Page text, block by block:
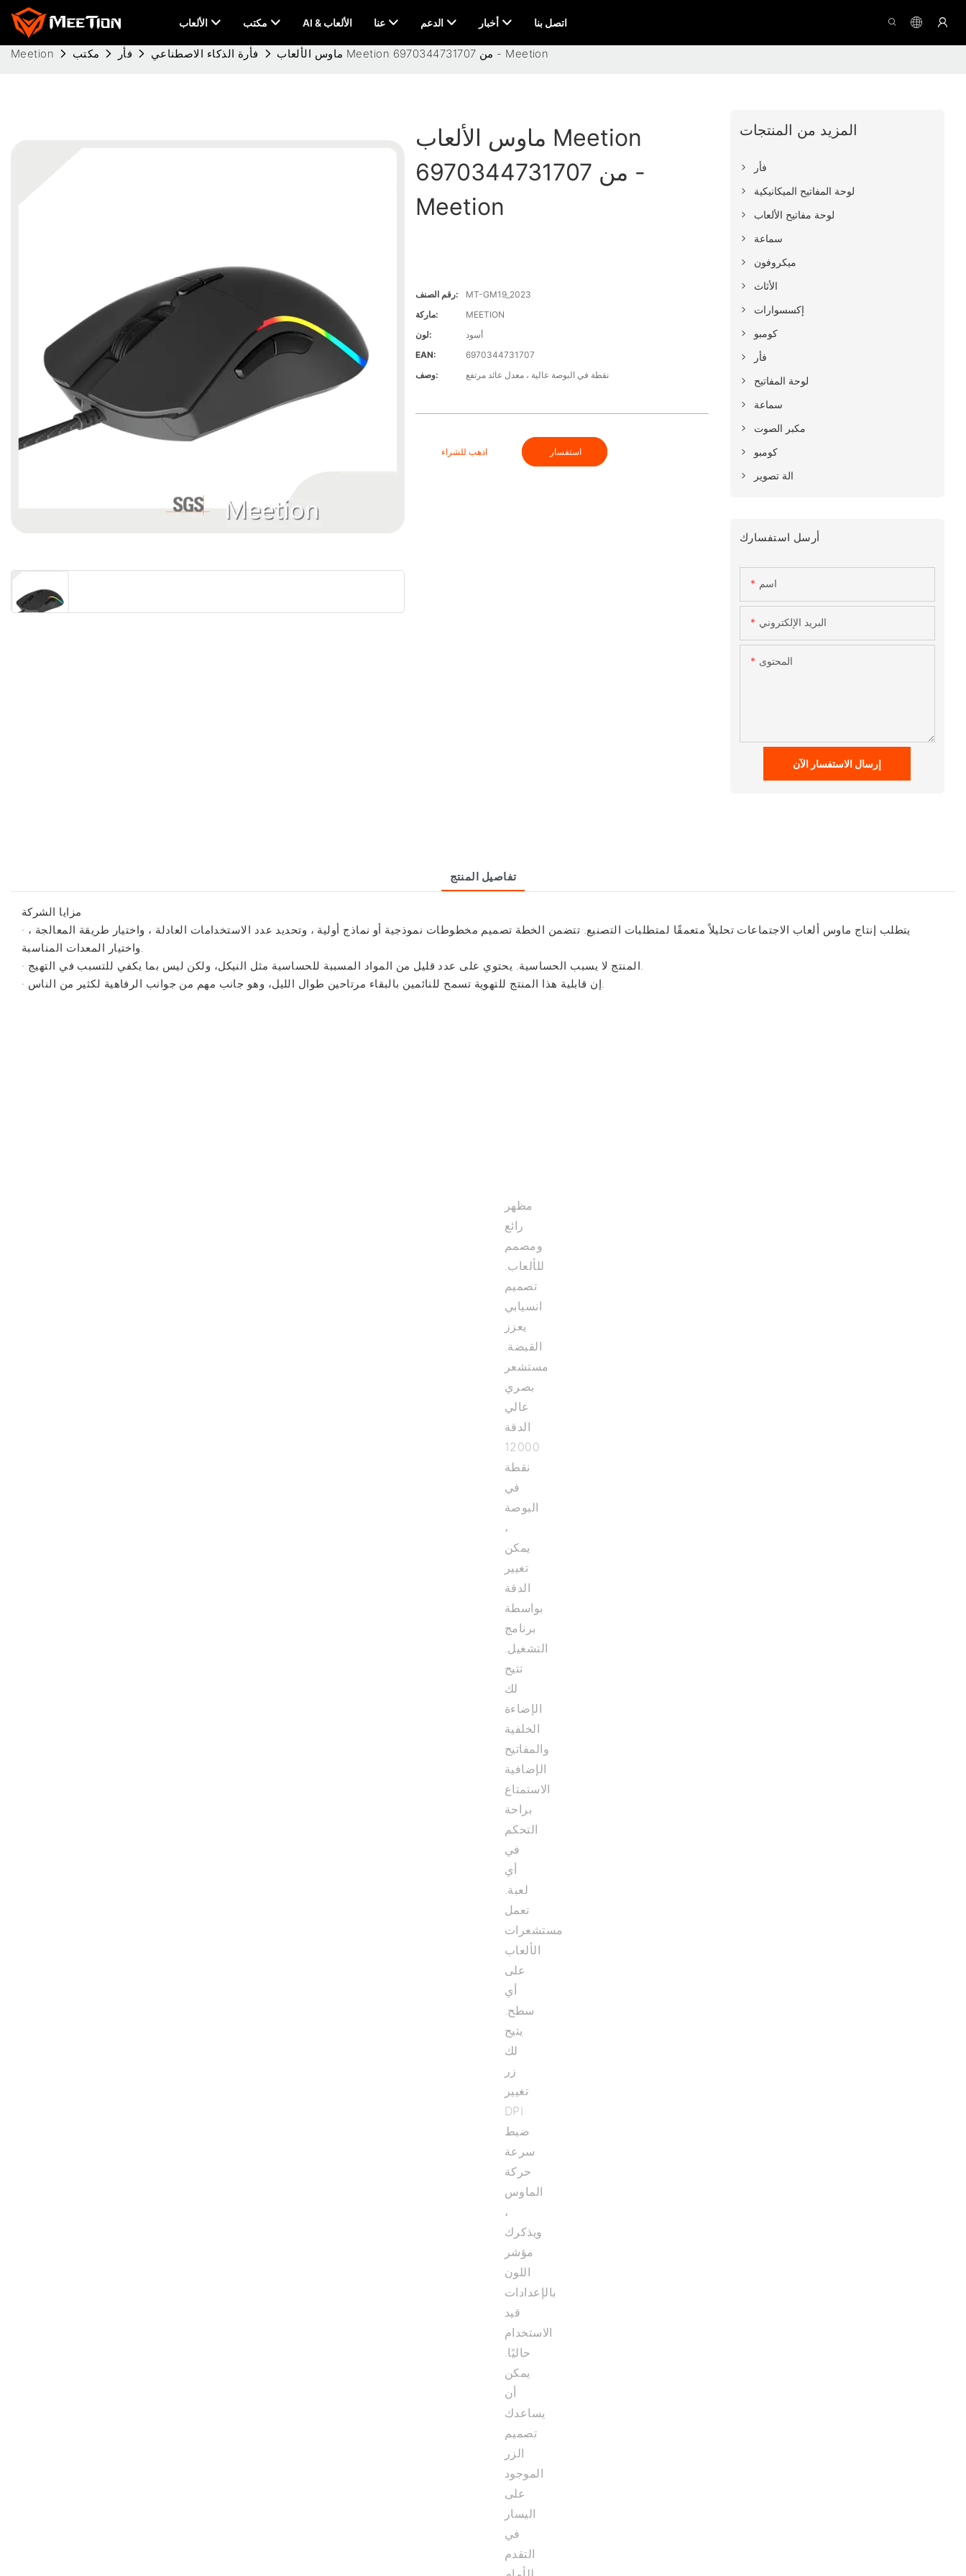
الألعاب مكتب AI & الألعاب عنا الدعم أخبار اتصل بنا
Meetion مكتب فأر فأرة الذكاء الاصطناعي ماوس الألعاب Meetion 6970344731707 من - Meetion
ماوس الألعاب Meetion
6970344731707 من -
Meetion
رقم الصنف:
MT-GM19_2023
ماركة:
MEETION
لون:
أسود
EAN:
6970344731707
وصف:
نقطة في البوصة عالية ، معدل عائد مرتفع
استفسار اذهب للشراء
المزيد من المنتجات
فأر
لوحة المفاتيح الميكانيكية
لوحة مفاتيح الألعاب
سماعة
ميكروفون
الأثاث
إكسسوارات
كومبو
فأر
لوحة المفاتيح
سماعة
مكبر الصوت
كومبو
الة تصوير
أرسل استفسارك
اسم
البريد الإلكتروني
المحتوى
إرسال الاستفسار الآن
تفاصيل المنتج
مزايا الشركة
· يتطلب إنتاج ماوس ألعاب الاجتماعات تحليلاً متعمقًا لمتطلبات التصنيع. تتضمن الخطة تصميم مخطوطات نموذجية أو نماذج أولية ، وتحديد عدد الاستخدامات العادلة ، واختيار طريقة المعالجة ،
مظهر
رائع
ومصمم
للألعاب.
تصميم
انسيابي
يعزز
القبضة.
مستشعر
بصري
عالي
الدقة
12000
نقطة
في
البوصة
،
يمكن
تغيير
الدقة
بواسطة
برنامج
التشغيل.
تتيح
لك
الإضاءة
الخلفية
والمفاتيح
الإضافية
الاستمتاع
براحة
التحكم
في
أي
لعبة.
تعمل
مستشعرات
الألعاب
على
أي
سطح.
يتيح
لك
زر
تغيير
DPI
ضبط
سرعة
حركة
الماوس
،
ويذكرك
مؤشر
اللون
بالإعدادات
قيد
الاستخدام
حاليًا.
يمكن
أن
يساعدك
تصميم
الزر
الموجود
على
اليسار
في
التقدم